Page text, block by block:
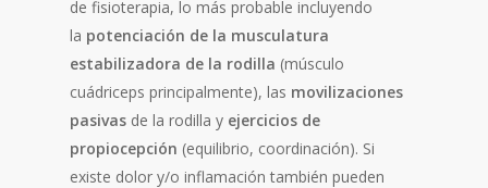
de fisioterapia, lo más probable incluyendo
la potenciación de la musculatura
estabilizadora de la rodilla (músculo
cuádriceps principalmente), las movilizaciones
pasivas de la rodilla y ejercicios de
propiocepción (equilibrio, coordinación). Si
existe dolor y/o inflamación también pueden